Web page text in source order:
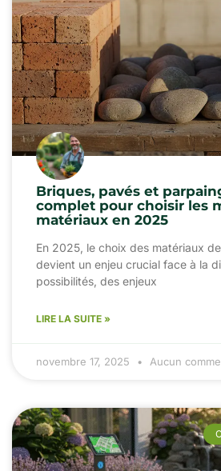
Briques, pavés et
complet pour choisir les
matériaux en 2025
En 2025, le choix des matériaux
devient un enjeu crucial face à la
possibilités, des enjeux
LIRE LA SUITE »
novembre 17, 2025 Aucun